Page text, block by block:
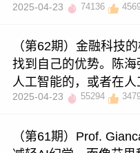
2025-04-23 74136
（第62期）金融科技
找到自己的优势。陈
人工智能的，或者在
是你的比较优势。”
2025-04-23 55294
（第61期）Prof.